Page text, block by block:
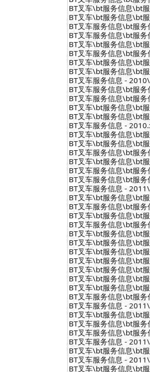
BT叉车\bt服务信息\bt
BT叉车\bt服务信息\bt
BT叉车服务信息\bt服
BT叉车服务信息\bt服
BT叉车\bt服务信息\bt
BT叉车服务信息\bt服
BT叉车\bt服务信息\bt
BT叉车\bt服务信息\bt
BT叉车服务信息 -
BT叉车服务信息\bt服
BT叉车服务信息\bt服
BT叉车\bt服务信息\bt
BT叉车\bt服务信息\bt
BT叉车服务信息 -
BT叉车\bt服务信息\bt
BT叉车\bt服务信息\bt
BT叉车服务信息\bt服
BT叉车\bt服务信息\bt
BT叉车服务信息\bt服
BT叉车服务信息\bt服
BT叉车服务信息 -
BT叉车\bt服务信息\bt
BT叉车服务信息\bt服
BT叉车\bt服务信息\bt
BT叉车服务信息\bt服
BT叉车\bt服务信息\bt
BT叉车\bt服务信息\bt
BT叉车\bt服务信息\bt
BT叉车\bt服务信息\bt
BT叉车\bt服务信息\bt
BT叉车\bt服务信息\bt
BT叉车\bt服务信息\bt
BT叉车服务信息\bt服
BT叉车服务信息 -
BT叉车\bt服务信息\bt
BT叉车服务信息\bt服
BT叉车服务信息\bt服
BT叉车服务信息 -
BT叉车\bt服务信息\bt
BT叉车服务信息 -
BT叉车\bt服务信息\bt